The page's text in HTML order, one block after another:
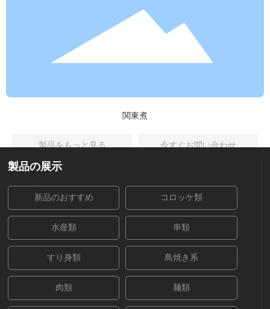
関東煮
製品をもっと見る 今すぐお問い合わせ
製品の展示
新品のおすすめ コロッケ類
水産類 串類
すり身類 鳥焼き系
肉類 麺類